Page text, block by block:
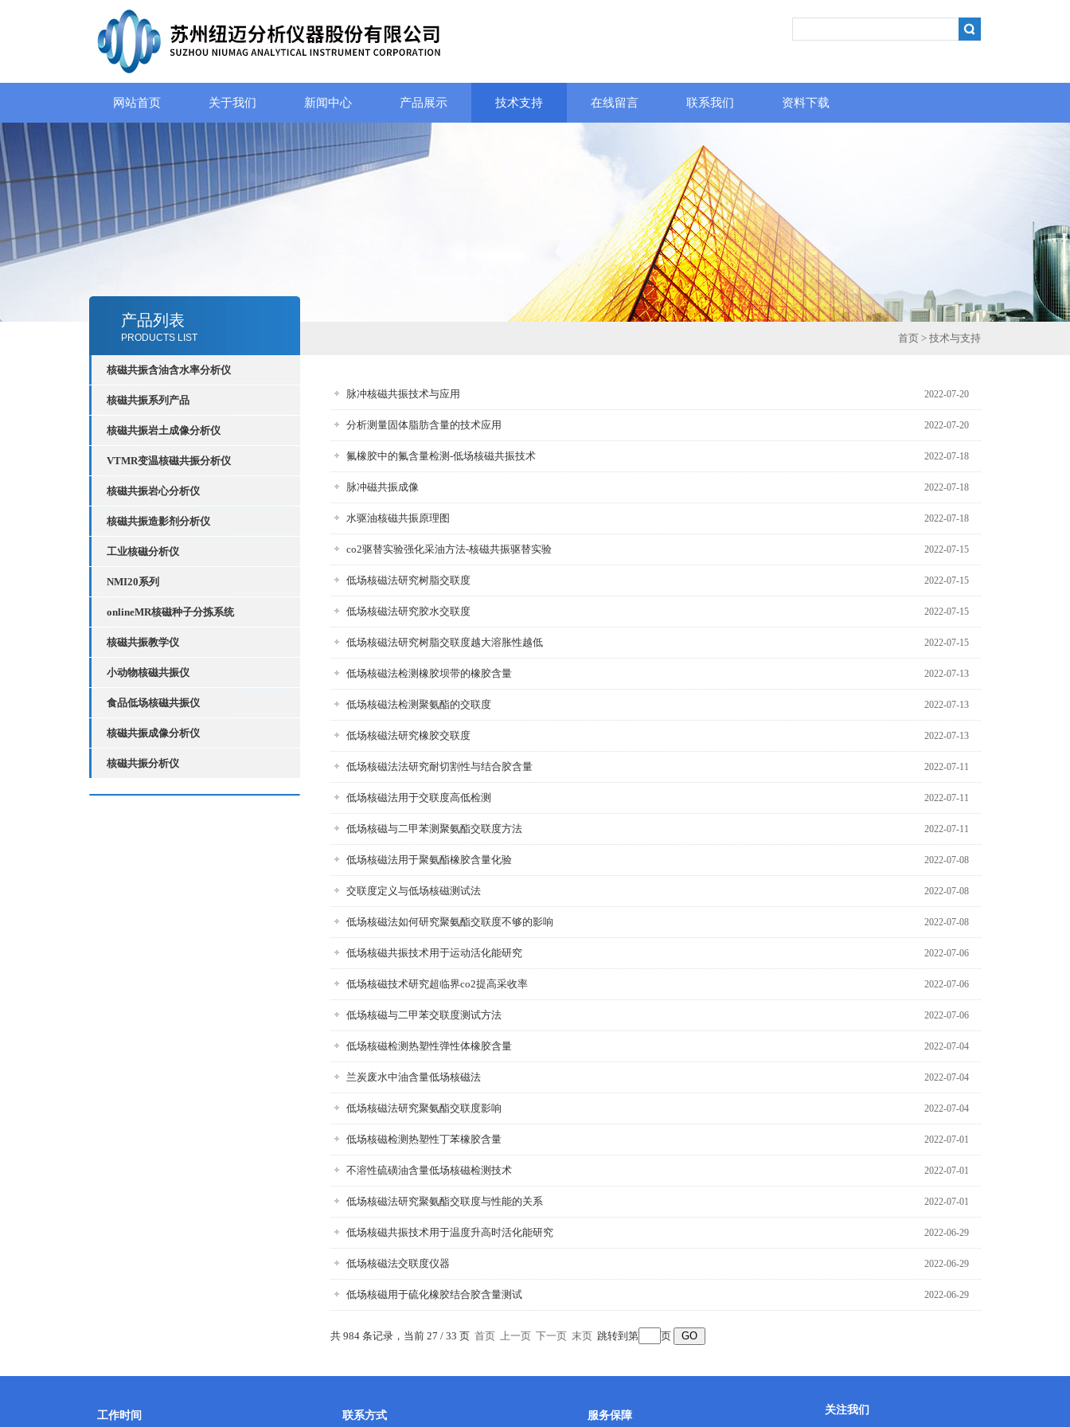
网站首页 关于我们 新闻中心 产品展示 技术支持 在线留言 联系我们 资料下载
产品列表
PRODUCTS LIST
核磁共振含油含水率分析仪
核磁共振系列产品
核磁共振岩土成像分析仪
VTMR变温核磁共振分析仪
核磁共振岩心分析仪
核磁共振造影剂分析仪
工业核磁分析仪
NMI20系列
onlineMR核磁种子分拣系统
核磁共振教学仪
小动物核磁共振仪
食品低场核磁共振仪
核磁共振成像分析仪
核磁共振分析仪
首页 > 技术与支持
脉冲核磁共振技术与应用 2022-07-20
分析测量固体脂肪含量的技术应用 2022-07-20
氟橡胶中的氟含量检测-低场核磁共振技术 2022-07-18
脉冲磁共振成像 2022-07-18
水驱油核磁共振原理图 2022-07-18
co2驱替实验强化采油方法-核磁共振驱替实验 2022-07-15
低场核磁法研究树脂交联度 2022-07-15
低场核磁法研究胶水交联度 2022-07-15
低场核磁法研究树脂交联度越大溶胀性越低 2022-07-15
低场核磁法检测橡胶坝带的橡胶含量 2022-07-13
低场核磁法检测聚氨酯的交联度 2022-07-13
低场核磁法研究橡胶交联度 2022-07-13
低场核磁法法研究耐切割性与结合胶含量 2022-07-11
低场核磁法用于交联度高低检测 2022-07-11
低场核磁与二甲苯测聚氨酯交联度方法 2022-07-11
低场核磁法用于聚氨酯橡胶含量化验 2022-07-08
交联度定义与低场核磁测试法 2022-07-08
低场核磁法如何研究聚氨酯交联度不够的影响 2022-07-08
低场核磁共振技术用于运动活化能研究 2022-07-06
低场核磁技术研究超临界co2提高采收率 2022-07-06
低场核磁与二甲苯交联度测试方法 2022-07-06
低场核磁检测热塑性弹性体橡胶含量 2022-07-04
兰炭废水中油含量低场核磁法 2022-07-04
低场核磁法研究聚氨酯交联度影响 2022-07-04
低场核磁检测热塑性丁苯橡胶含量 2022-07-01
不溶性硫磺油含量低场核磁检测技术 2022-07-01
低场核磁法研究聚氨酯交联度与性能的关系 2022-07-01
低场核磁共振技术用于温度升高时活化能研究 2022-06-29
低场核磁法交联度仪器 2022-06-29
低场核磁用于硫化橡胶结合胶含量测试 2022-06-29
共 984 条记录，当前 27 / 33 页 首页 上一页 下一页 末页 跳转到第 页
工作时间 联系方式 服务保障 关注我们